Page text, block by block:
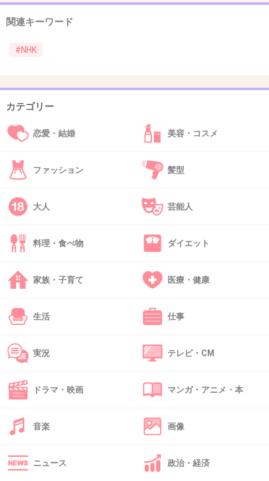
チャンネルは総合と教育のふたつだけでいいから、受信料
さげて！
+5
>>24
慰安婦も条約で解決済みだろ
小韓、寄生虫なんだわ
とっとと経済崩壊ちて滅びろ
1件の返信
49. 匿名
好きな番組結構あるから頑張れ
韓国よりの
1件の返信
関連キーワード
#NHK
カテゴリー
恋愛・結婚 美容・コスメ
ファッション 髪型
大人 芸能人
料理・食べ物 ダイエット
家族・子育て 医療・健康
生活 仕事
実況 テレビ・CM
ドラマ・映画 マンガ・アニメ・本
音楽 画像
ニュース 政治・経済